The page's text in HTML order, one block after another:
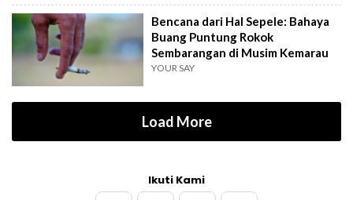
Bencana dari Hal Sepele: Bahaya
Buang Puntung Rokok
Sembarangan di Musim Kemarau
YOUR SAY
Load More
Ikuti Kami